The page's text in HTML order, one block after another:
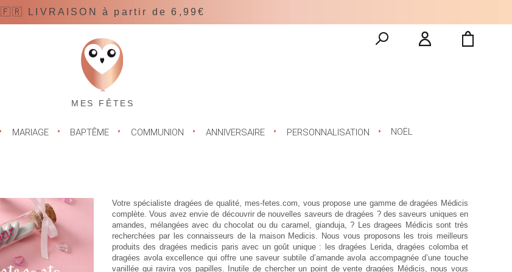
🇫🇷 LIVRAISON à partir de 6,99€
MES FÊTES
MARIAGE BAPTÊME COMMUNION ANNIVERSAIRE PERSONNALISATION NOËL
Votre spécialiste dragées de qualité, mes-fetes.com, vous propose une gamme de dragées Médicis
complète. Vous avez envie de découvrir de nouvelles saveurs de dragées ? des saveurs uniques en
amandes, mélangées avec du chocolat ou du caramel, gianduja, ? Lesdragees Médicis sont très
recherchées par les connaisseurs de la maison Medicis. Nous vous proposons les trois meilleurs
produits des dragées medicis paris avec un goût unique : les dragées Lerida, dragées colomba et
dragées avola excellence qui offre une saveur subtile d’amande avola accompagnée d’une touche
vanillée qui ravira vos papilles. Inutile de chercher un point de vente dragées Médicis , nous vous